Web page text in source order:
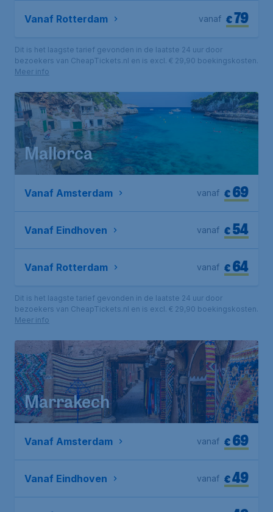
Vanaf Rotterdam €79
vanaf
Dit is het laagste tarief gevonden in de laatste 24 uur door
bezoekers van CheapTickets.nl en is excl. € 29,90 boekingskosten.
Meer info
Mallorca
Vanaf Amsterdam €69
vanaf
Vanaf Eindhoven €54
vanaf
Vanaf Rotterdam €64
vanaf
Dit is het laagste tarief gevonden in de laatste 24 uur door
bezoekers van CheapTickets.nl en is excl. € 29,90 boekingskosten.
Meer info
Marrakech
Vanaf Amsterdam €69
vanaf
Vanaf Eindhoven €49
vanaf